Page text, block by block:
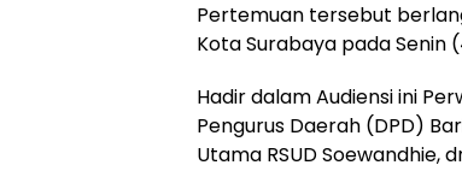
Pertemuan tersebut
Kota Surabaya pada Senin
Hadir dalam Audiensi ini
Pengurus Daerah (DPD)
Utama RSUD Soewandhie,